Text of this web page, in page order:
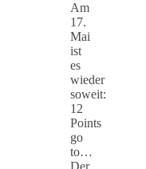
Am
17.
Mai
ist
es
wieder
soweit:
12
Points
go
to…